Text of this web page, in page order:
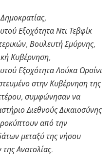
Εξοχότητα Ντι Τεβφίκ
Βουλευτή Σμύρνης,
Κυβέρνηση,
Εξοχότητα Λούκα Ορσίνι
στην Κυβέρνηση της
συμφώνησαν να
Διεθνούς Δικαιοσύνης
από την
μεταξύ της νήσου
Ανατολίας.